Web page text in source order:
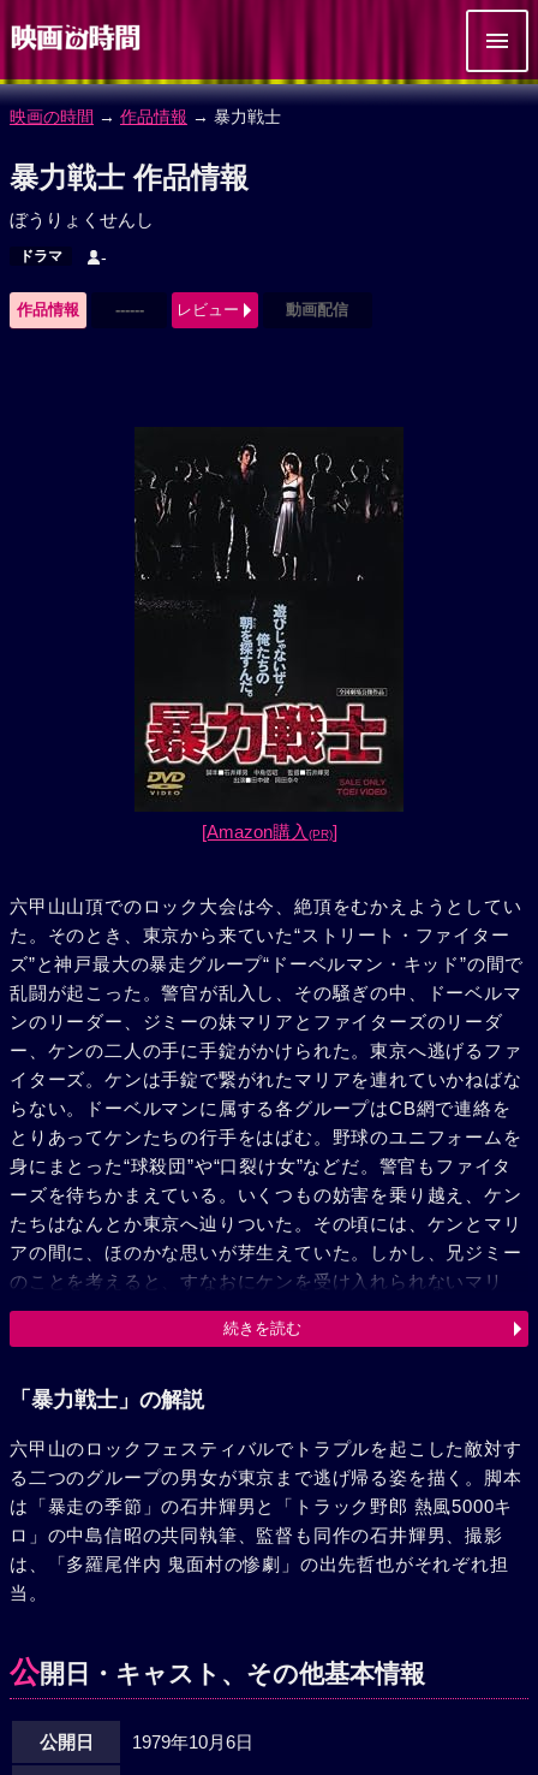
映画の時間 → 作品情報 → 暴力戦士
暴力戦士 作品情報
ぼうりょくせんし
ドラマ -
作品情報 ------ レビュー 動画配信
[Amazon購入 (PR)]
六甲山山頂でのロック大会は今、絶頂をむかえようとしてい
た。そのとき、東京から来ていた“ストリート・ファイター
ズ”と神戸最大の暴走グループ“ドーベルマン・キッド”の間で
乱闘が起こった。警官が乱入し、その騒ぎの中、ドーベルマ
ンのリーダー、ジミーの妹マリアとファイターズのリーダ
ー、ケンの二人の手に手錠がかけられた。東京へ逃げるファ
イターズ。ケンは手錠で繋がれたマリアを連れていかねばな
らない。ドーベルマンに属する各グループはCB網で連絡を
とりあってケンたちの行手をはばむ。野球のユニフォームを
身にまとった“球殺団”や“口裂け女”などだ。警官もファイタ
ーズを待ちかまえている。いくつもの妨害を乗り越え、ケン
たちはなんとか東京へ辿りついた。その頃には、ケンとマリ
アの間に、ほのかな思いが芽生えていた。しかし、兄ジミー
のことを考えると、すなおにケンを受け入れられないマリ
ア。そして、マリアの連絡でケンとジミーが対決することに
なった。未明の空、ビルの谷間、次々と現われる各グルー
トマホークを振り降し、二人を繋いでいた鎖を切断。ジミー
に、今度は真赤なスカーフがしつかりと結ばれていた。
続きを読む
「暴力戦士」の解説
六甲山のロックフェスティバルでトラプルを起こした敵対す
る二つのグループの男女が東京まで逃げ帰る姿を描く。脚本
は「暴走の季節」の石井輝男と「トラック野郎 熱風5000キ
ロ」の中島信昭の共同執筆、監督も同作の石井輝男、撮影
は、「多羅尾伴内 鬼面村の惨劇」の出先哲也がそれぞれ担
当。
公開日・キャスト、その他基本情報
公開日 1979年10月6日